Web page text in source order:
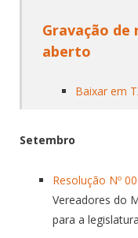
Gravação
aberto
Baixar em
Setembro
Resolução Nº
Vereadores do
para a